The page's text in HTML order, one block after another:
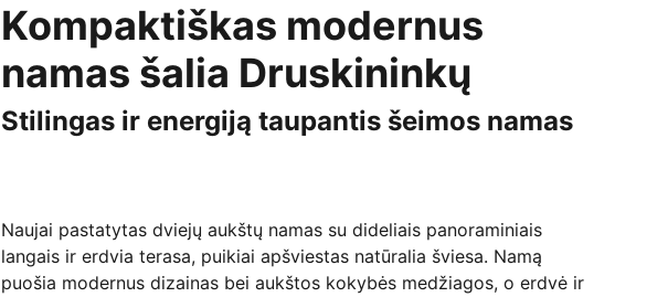
Kompaktiškas modernus
namas šalia Druskininkų
Stilingas ir energiją taupantis šeimos namas
Naujai pastatytas dviejų aukštų namas su dideliais panoraminiais
langais ir erdvia terasa, puikiai apšviestas natūralia šviesa. Namą
puošia modernus dizainas bei aukštos kokybės medžiagos, o erdvė ir